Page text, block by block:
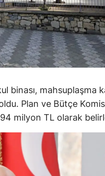
Kilis
Osmaniye
Düzce
binası, mahsuplaşma
Plan ve Bütçe
milyon TL olarak